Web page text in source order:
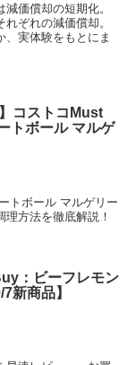
価償却の短期化。
ぞれの減価償却。
、実体験をもとにま
コストコMust
トボール マルゲ
トボール マルゲリー
方法を徹底解説！
：ビーフレモン
新商品】